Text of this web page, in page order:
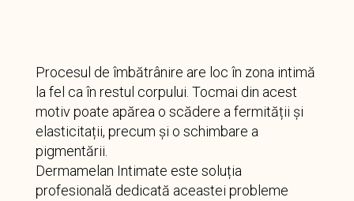
Procesul de îmbătrânire are loc în zona intimă
la fel ca în restul corpului. Tocmai din acest
motiv poate apărea o scădere a fermității și
elasticitații, precum și o schimbare a
pigmentării.
Dermamelan Intimate este soluția
profesională dedicată aceastei probleme